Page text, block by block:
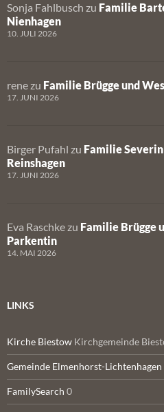
Sonja Fahlbusch zu Familie
Nienhagen
10. JULI 2026
rene zu Familie Brügge und
17. JUNI 2026
Birger Pufahl zu Familie Severin
Reinshagen
17. JUNI 2026
Eva Raschke zu Familie Brügge
Parkentin
14. MAI 2026
LINKS
Kirche Biestow Kirchgemeinde
Gemeinde Elmenhorst-Lichtenhagen
FamilySearch 0